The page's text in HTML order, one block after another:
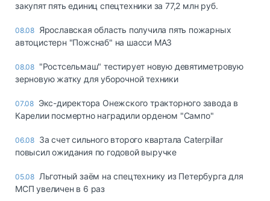
закупят пять единиц спецтехники за 77,2 млн руб.
08.08 Ярославская область получила пять пожарных
автоцистерн "Пожснаб" на шасси МАЗ
08.08 "Ростсельмаш" тестирует новую девятиметровую
зерновую жатку для уборочной техники
07.08 Экс-директора Онежского тракторного завода в
Карелии посмертно наградили орденом "Сампо"
06.08 За счет сильного второго квартала Caterpillar
повысил ожидания по годовой выручке
05.08 Льготный заём на спецтехнику из Петербурга для
МСП увеличен в 6 раз